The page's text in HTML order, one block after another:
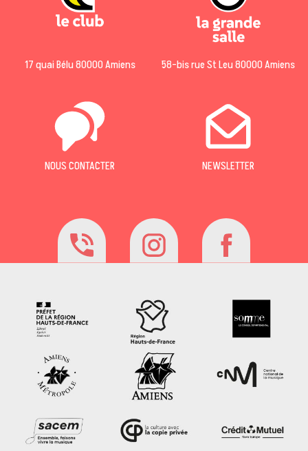
17 quai Bélu 80000 Amiens 58-bis rue St Leu 80000 Amiens
NOUS CONTACTER NEWSLETTER